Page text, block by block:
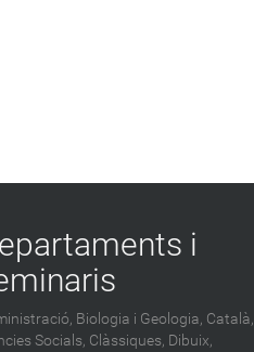
i
Biologia i Geologia, Català,
Socials, Clàssiques, Dibuix,